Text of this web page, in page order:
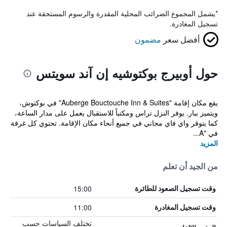
*يشمل المجموع الضرائب المحلية المقدرة والرسوم المستحقة عند
تسجيل المغادرة.
أفضل سعر مضمون
حول أوبيرج بوكتوشيه إن آند سويتس
يقع مكان إقامة "Auberge Bouctouche Inn & Suites" في بوكتوش،
ويتميز ببار. يوفر النزل تراس ومكتباً للاستقبال يعمل على مدار الساعة،
كما يتوفر واي فاي مجاني في جميع أنحاء مكان الإقامة. تحتوي كل غرفة
في "A...
المزيد
من الجيد أن تعلم
وقت تسجيل الصعود للطائرة 15:00
وقت تسجيل المغادرة 11:00
تختلف السياسات حسب